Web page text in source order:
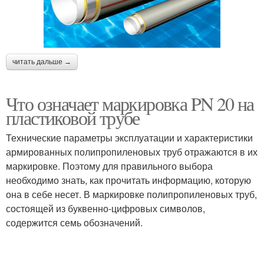
читать дальше →
Что означает маркировка PN 20 на
пластиковой трубе
Технические параметры эксплуатации и характеристики
армированных полипропиленовых труб отражаются в их
маркировке. Поэтому для правильного выбора
необходимо знать, как прочитать информацию, которую
она в себе несет. В маркировке полипропиленовых труб,
состоящей из буквенно-цифровых символов,
содержится семь обозначений.